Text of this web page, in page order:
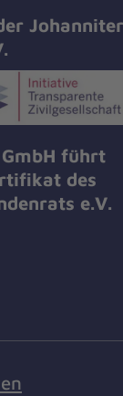
führt
des
e.V.